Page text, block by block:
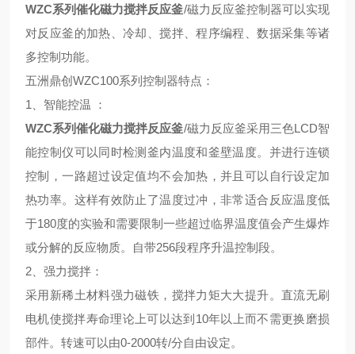
WZC系列催化磁力搅拌反应釜/磁力反应釜控制器可以实现
对反应釜的加热、冷却、搅拌、程序编程、数据采集等诸
多控制功能。
五洲鼎创WZC100系列控制器特点 ：
1、 智能控温
：
WZC系列催化磁力搅拌反应釜/磁力反应釜采用三色LCD智
能控制仪可以同时检测釜内温度和釜壁温度。并进行连锁
控制，一路超过设定值均不会加热，并且可以自行设定加
热功率。这样有效防止了温度过冲，非常适合反应温度低
于180度的实验和需要限制一些超过临界温度值会产生爆炸
或分解的反应物质。自带256段程序升温控制段。
2、 强力搅拌 ：
采用新稀土材料强力磁铁，搅拌力矩大大提升。直流无刷
电机使搅拌寿命理论上可以达到10年以上而不需更换磨损
部件。转速可以由0-2000转/分自由设定。